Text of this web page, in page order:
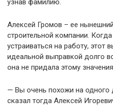
узнав фамилию.
Алексей Громов – ее
строительной компании.
устраиваться на работу, этот
идеальной выправкой долго
она не придала этому
— Вы очень похожи на одного
сказал тогда Алексей